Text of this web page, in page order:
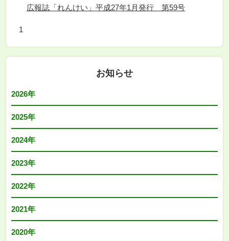
広報誌「れんけい」平成27年1月発行 第59号
1
お知らせ
2026年
2025年
2024年
2023年
2022年
2021年
2020年